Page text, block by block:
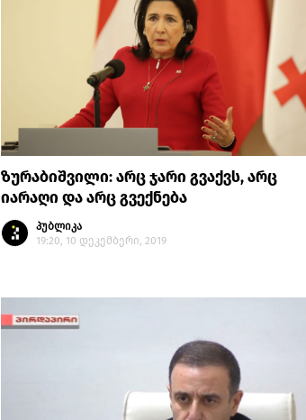
ზურაბიშვილი: არც ჯარი გვაქვს, არც
იარაღი და არც გვექნება
პუბლიკა
19:20, 10 დეკემბერი, 2019